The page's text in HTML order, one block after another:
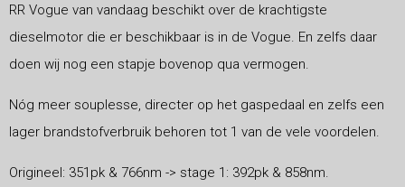
RR Vogue van vandaag beschikt over de krachtigste
dieselmotor die er beschikbaar is in de Vogue. En zelfs daar
doen wij nog een stapje bovenop qua vermogen.
Nóg meer souplesse, directer op het gaspedaal en zelfs een
lager brandstofverbruik behoren tot 1 van de vele voordelen.
Origineel: 351pk & 766nm -> stage 1: 392pk & 858nm.